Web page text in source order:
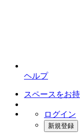
ヘルプ
スペースをお
ログイン
新規登録